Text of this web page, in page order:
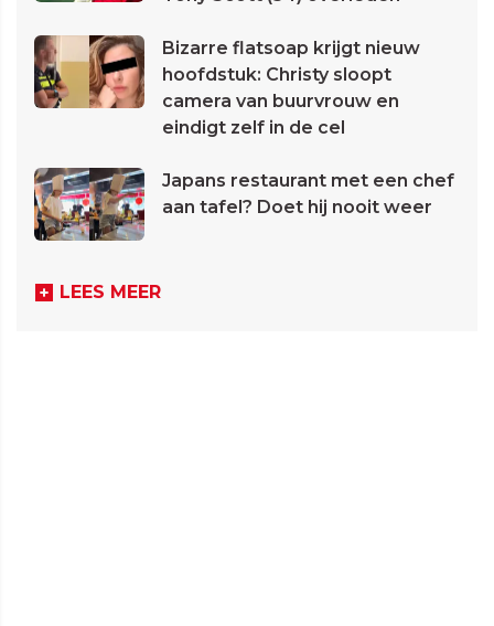
Bizarre flatsoap krijgt nieuw
hoofdstuk: Christy sloopt
camera van buurvrouw en
eindigt zelf in de cel
Japans restaurant met een chef
aan tafel? Doet hij nooit weer
LEES MEER